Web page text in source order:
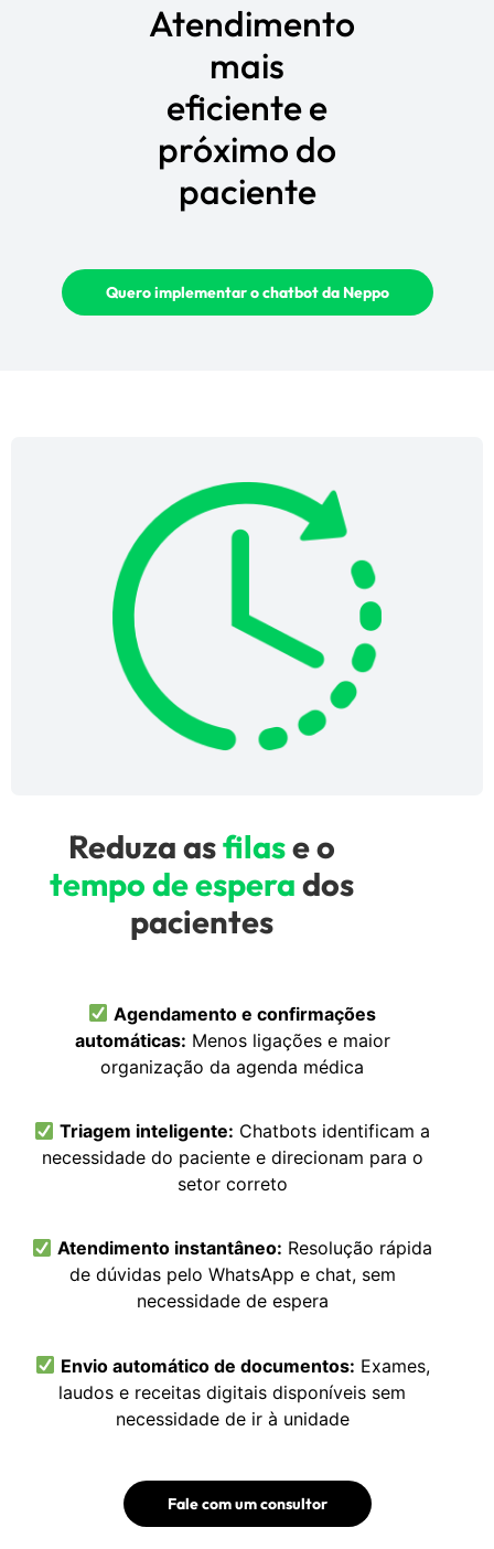
Atendimento
mais
eficiente e
próximo do
paciente
Quero implementar o chatbot da Neppo
Reduza asfilase o
tempo de esperados
pacientes
Agendamento e confirmações
automáticas: Menos ligações e maior
organização da agenda médica
Triagem inteligente: Chatbots identificam a
necessidade do paciente e direcionam para o
setor correto
Atendimento instantâneo: Resolução rápida
de dúvidas pelo WhatsApp e chat, sem
necessidade de espera
Envio automático de documentos: Exames,
laudos e receitas digitais disponíveis sem
necessidade de ir à unidade
Fale com um consultor